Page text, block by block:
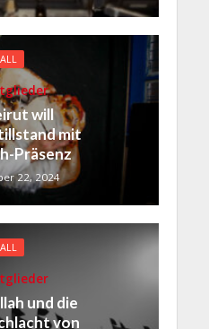
ALL
will
mit
Präsenz
22, 2024
ALL
und die
von